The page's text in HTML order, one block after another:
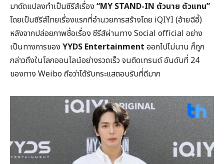
มาดัดแปลงทำเป็นซีรีส์เรื่อง “MY STAND-IN ตัวนาย ตัวแทน”
โดยเป็นซีรีส์ไทยเรื่องแรกที่อำนวยการสร้างโดย iQIYI (อ้ายฉีอี้)
หลังจากปล่อยภาพชื่อเรื่อง ซีรีส์ผ่านทาง Social official อย่าง
เป็นทางการของ YYDS Entertainment ออกไปไม่นาน ก็ถูก
กล่าวถึงในโลกออนไลน์อย่างรวดเร็ว จนติดเทรนด์ อันดับที่ 24
ของทาง Weibo ถือว่าได้รับกระแสตอบรับที่ดีมาก